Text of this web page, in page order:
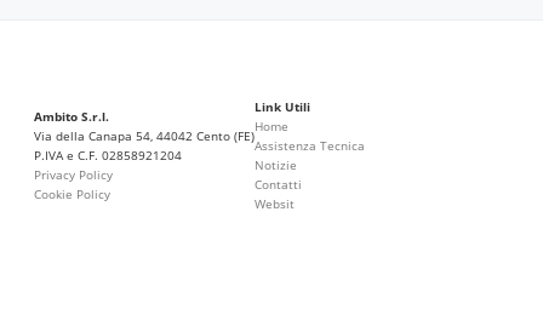
Ambito S.r.l.
Via della Canapa 54, 44042 Cento (FE)
P.IVA e C.F. 02858921204
Privacy Policy
Cookie Policy
Link Utili
Home
Assistenza Tecnica
Notizie
Contatti
Websit